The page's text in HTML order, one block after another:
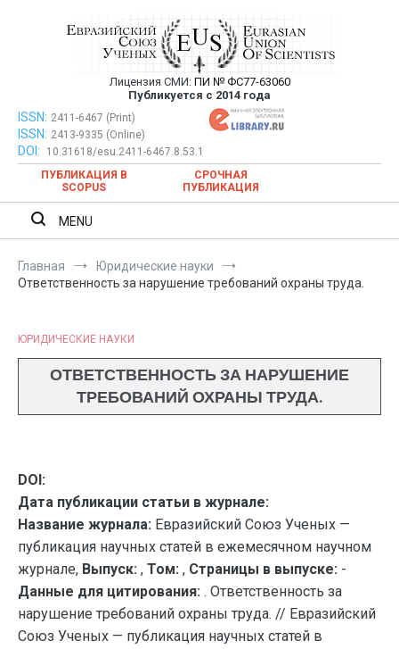
Евразийский Союз Ученых —
публикация научных статей в
ежемесячном научном журнале
Лицензия СМИ: ПИ № ФС77-63060
Публикуется с 2014 года
Евразийский Союз Ученых — публикация научных статей в
ежемесячном научном журнале
ISSN: 2411-6467 (Print)
ISSN: 2413-9335 (Online)
DOI:
10.31618/esu.2411-6467.8.53.1
ПУБЛИКАЦИЯ В
SCOPUS
СРОЧНАЯ
ПУБЛИКАЦИЯ
MENU
Главная
Юридические науки
Ответственность за нарушение требований охраны труда.
ЮРИДИЧЕСКИЕ НАУКИ
ОТВЕТСТВЕННОСТЬ ЗА НАРУШЕНИЕ
ТРЕБОВАНИЙ ОХРАНЫ ТРУДА.
DOI:
Дата публикации статьи в журнале:
Название журнала: Евразийский Союз Ученых —
публикация научных статей в ежемесячном научном
журнале, Выпуск: , Том: , Страницы в выпуске: -
Данные для цитирования: . Ответственность за
нарушение требований охраны труда. // Евразийский
Союз Ученых — публикация научных статей в